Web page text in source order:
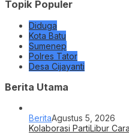
Topik Populer
Diduga
Kota Batu
Sumenep
Polres Tator
Desa Cijayanti
Berita Utama
BeritaAgustus 5, 2026
Kolaborasi PartiLibur